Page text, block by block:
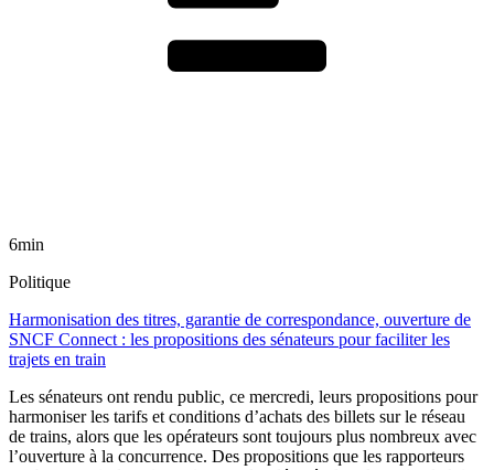
6min
Politique
Harmonisation des titres, garantie de correspondance, ouverture de
SNCF Connect : les propositions des sénateurs pour faciliter les
trajets en train
Les sénateurs ont rendu public, ce mercredi, leurs propositions pour
harmoniser les tarifs et conditions d’achats des billets sur le réseau
de trains, alors que les opérateurs sont toujours plus nombreux avec
l’ouverture à la concurrence. Des propositions que les rapporteurs